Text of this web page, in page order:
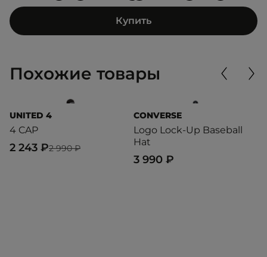
Купить
Похожие товары
UNITED 4
4 CAP
2 990 ₽
2 243 ₽
CONVERSE
Logo Lock-Up Baseball
Hat
3 990 ₽